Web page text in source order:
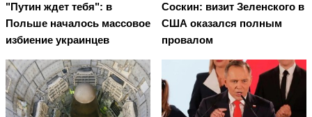
"Путин ждет тебя": в
Польше началось массовое
избиение украинцев
Соскин: визит Зеленского в
США оказался полным
провалом